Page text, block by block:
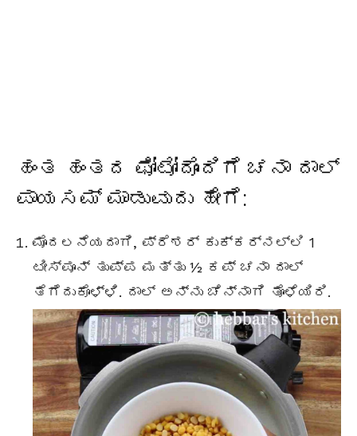
ಹಂತ ಹಂತದ ಫೋಟೋದೊಂದಿಗೆ ಚನಾ ದಾಲ್
ಪಾಯಸಮ್ ಮಾಡುವುದು ಹೇಗೆ:
ಮೊದಲನೆಯದಾಗಿ, ಪ್ರೆಶರ್ ಕುಕ್ಕರ್‌ನಲ್ಲಿ 1
ಟೀಸ್ಪೂನ್ ತುಪ್ಪ ಮತ್ತು ½ ಕಪ್ ಚನಾ ದಾಲ್
ತೆಗೆದುಕೊಳ್ಳಿ. ದಾಲ್ ಅನ್ನು ಚೆನ್ನಾಗಿ ತೊಳೆಯಿರಿ.